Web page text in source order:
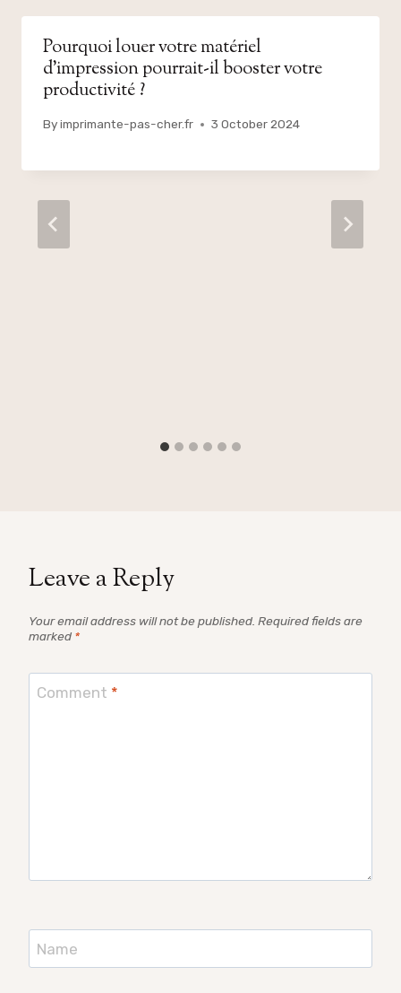
Pourquoi louer votre matériel
d’impression pourrait-il booster votre
productivité ?
Byimprimante-pas-cher.fr 3 October 2024
Leave a Reply
Your email address will not be published. Required fields are
marked *
Comment *
Name